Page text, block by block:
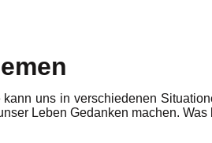
uns in verschiedenen
Leben Gedanken machen. Was